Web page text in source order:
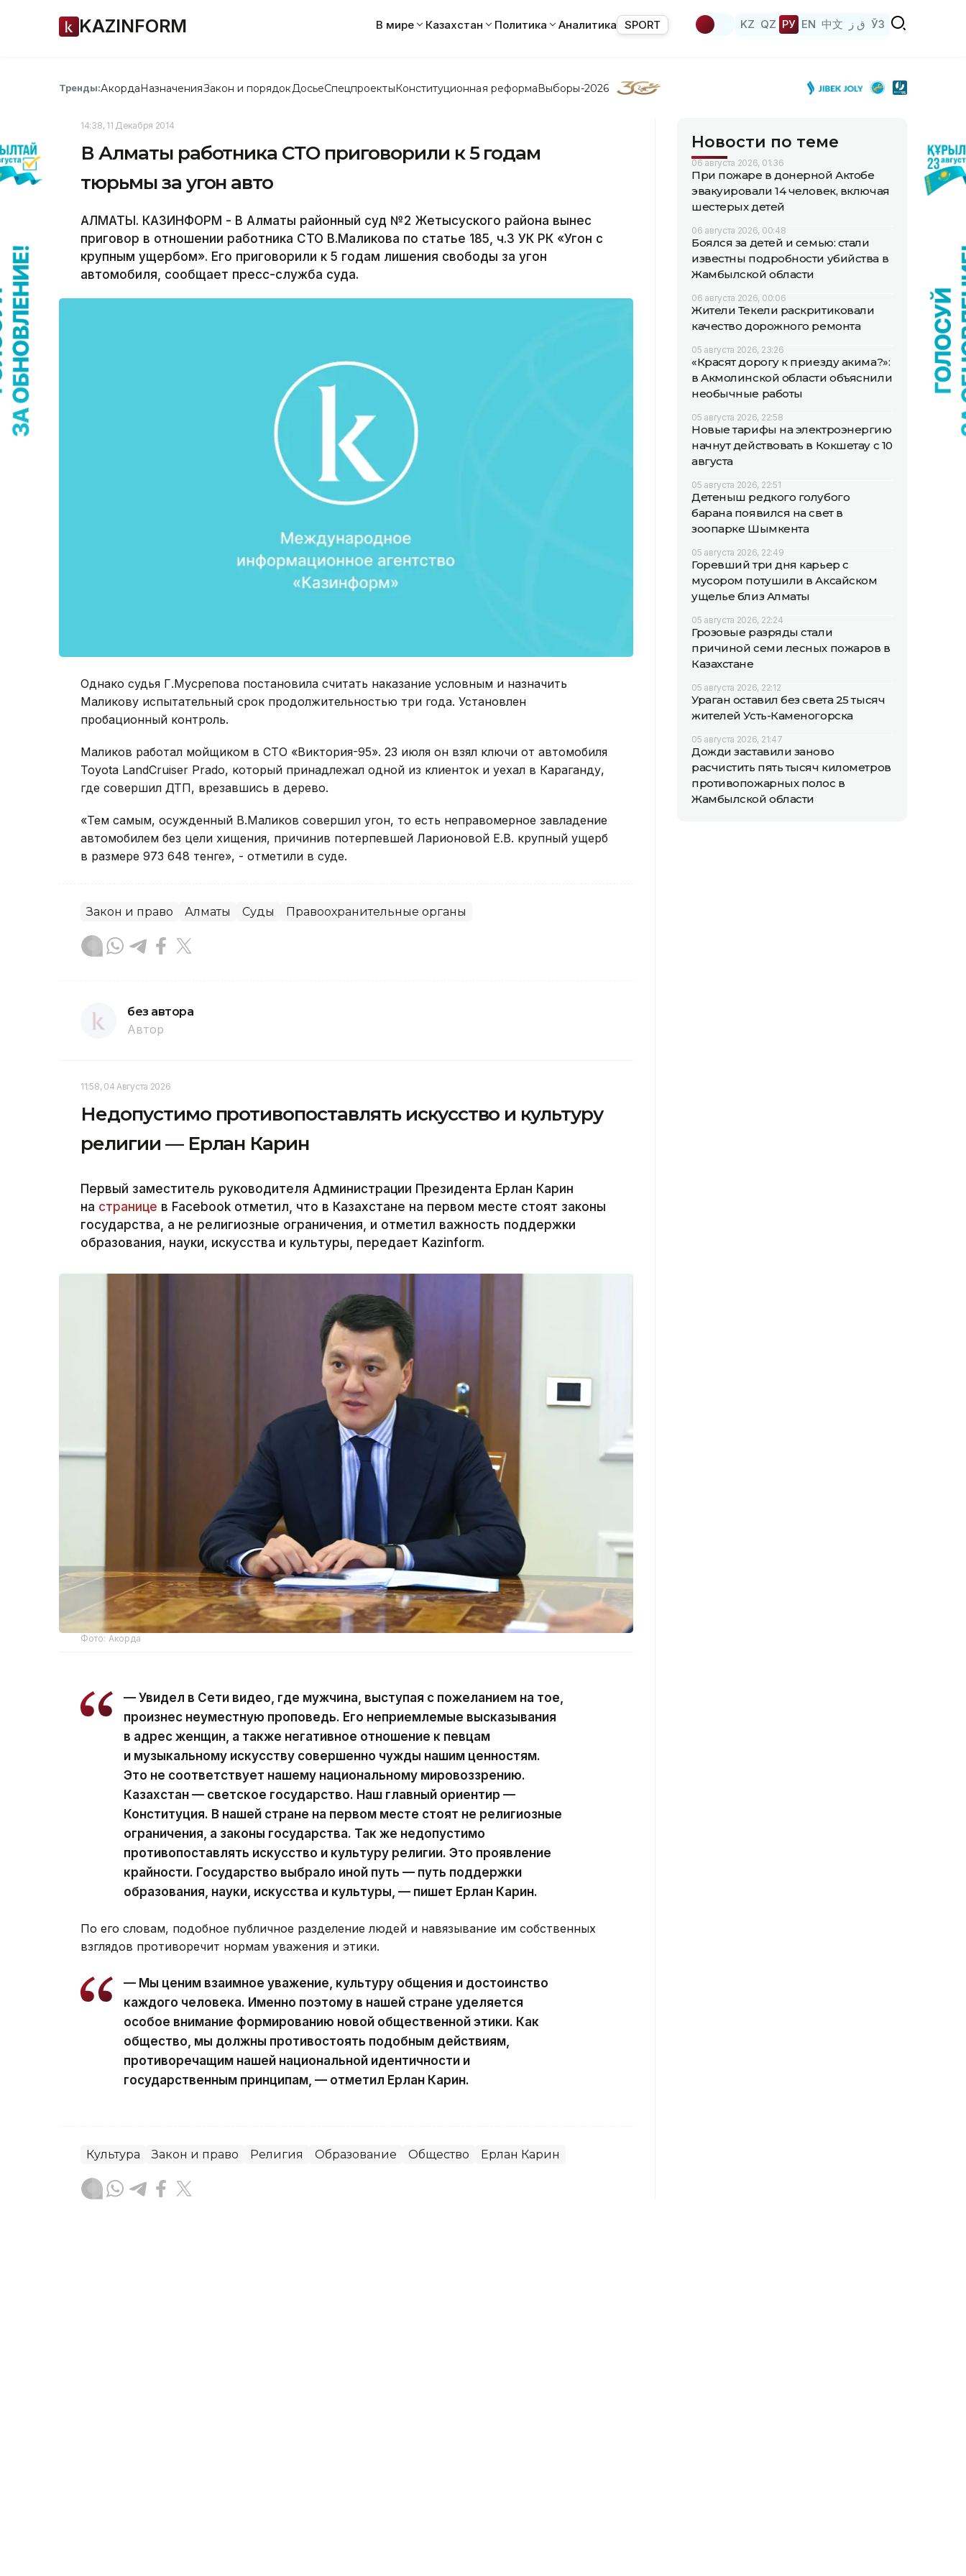
KAZINFORM В мире Казахстан Политика Аналитика SPORT KZ QZ РУ EN 中文 ق ز ЎЗ
Тренды:АкордаНазначенияЗакон и порядок ДосьеСпецпроектыКонституционная реформаВыборы-2026
14:38, 11 Декабря 2014
В Алматы работника СТО приговорили к 5 годам
тюрьмы за угон авто
АЛМАТЫ. КАЗИНФОРМ - В Алматы районный суд №2 Жетысуского района вынес
приговор в отношении работника СТО В.Маликова по статье 185, ч.3 УК РК «Угон с
крупным ущербом». Его приговорили к 5 годам лишения свободы за угон
автомобиля, сообщает пресс-служба суда.
Однако судья Г.Мусрепова постановила считать наказание условным и назначить
Маликову испытательный срок продолжительностью три года. Установлен
пробационный контроль.
Маликов работал мойщиком в СТО «Виктория-95». 23 июля он взял ключи от автомобиля
Toyota LandCruiser Prado, который принадлежал одной из клиенток и уехал в Караганду,
где совершил ДТП, врезавшись в дерево.
«Тем самым, осужденный В.Маликов совершил угон, то есть неправомерное завладение
автомобилем без цели хищения, причинив потерпевшей Ларионовой Е.В. крупный ущерб
в размере 973 648 тенге», - отметили в суде.
Закон и право Алматы Суды Правоохранительные органы
без автора
Автор
11:58, 04 Августа 2026
Недопустимо противопоставлять искусство и культуру
религии — Ерлан Карин
Первый заместитель руководителя Администрации Президента Ерлан Карин
на странице в Facebook отметил, что в Казахстане на первом месте стоят законы
государства, а не религиозные ограничения, и отметил важность поддержки
образования, науки, искусства и культуры, передает Kazinform.
Фото: Акорда
— Увидел в Сети видео, где мужчина, выступая с пожеланием на тое,
произнес неуместную проповедь. Его неприемлемые высказывания
в адрес женщин, а также негативное отношение к певцам
и музыкальному искусству совершенно чужды нашим ценностям.
Это не соответствует нашему национальному мировоззрению.
Казахстан — светское государство. Наш главный ориентир —
Конституция. В нашей стране на первом месте стоят не религиозные
ограничения, а законы государства. Так же недопустимо
противопоставлять искусство и культуру религии. Это проявление
крайности. Государство выбрало иной путь — путь поддержки
образования, науки, искусства и культуры, — пишет Ерлан Карин.
По его словам, подобное публичное разделение людей и навязывание им собственных
взглядов противоречит нормам уважения и этики.
— Мы ценим взаимное уважение, культуру общения и достоинство
каждого человека. Именно поэтому в нашей стране уделяется
особое внимание формированию новой общественной этики. Как
общество, мы должны противостоять подобным действиям,
противоречащим нашей национальной идентичности и
государственным принципам, — отметил Ерлан Карин.
Культура Закон и право Религия Образование Общество Ерлан Карин
Новости по теме
06 августа 2026, 01:36
При пожаре в донерной Актобе
эвакуировали 14 человек, включая
шестерых детей
06 августа 2026, 00:48
Боялся за детей и семью: стали
известны подробности убийства в
Жамбылской области
06 августа 2026, 00:06
Жители Текели раскритиковали
качество дорожного ремонта
05 августа 2026, 23:26
«Красят дорогу к приезду акима?»:
в Акмолинской области объяснили
необычные работы
05 августа 2026, 22:58
Новые тарифы на электроэнергию
начнут действовать в Кокшетау с 10
августа
05 августа 2026, 22:51
Детеныш редкого голубого
барана появился на свет в
зоопарке Шымкента
05 августа 2026, 22:49
Горевший три дня карьер с
мусором потушили в Аксайском
ущелье близ Алматы
05 августа 2026, 22:24
Грозовые разряды стали
причиной семи лесных пожаров в
Казахстане
05 августа 2026, 22:12
Ураган оставил без света 25 тысяч
жителей Усть-Каменогорска
05 августа 2026, 21:47
Дожди заставили заново
расчистить пять тысяч километров
противопожарных полос в
Жамбылской области